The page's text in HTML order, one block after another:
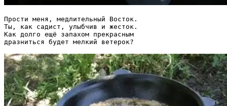
Прости меня, медлительный Восток.
Ты, как садист, улыбчив и жесток.
Как долго ещё запахом прекрасным